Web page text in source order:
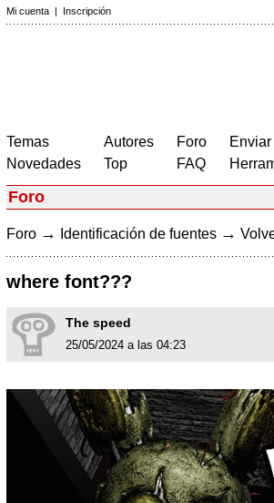
Mi cuenta | Inscripción
Temas
Novedades
Autores
Top
Foro
FAQ
Foro
Foro → Identificación de fuentes →
where font???
The speed
25/05/2024 a las 04:23